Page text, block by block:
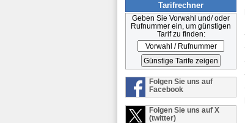
Tarifrechner
Geben Sie Vorwahl und/ oder
Rufnummer ein, um günstigen
Tarif zu finden:
Folgen Sie uns auf
Facebook
Folgen Sie uns auf X
(twitter)